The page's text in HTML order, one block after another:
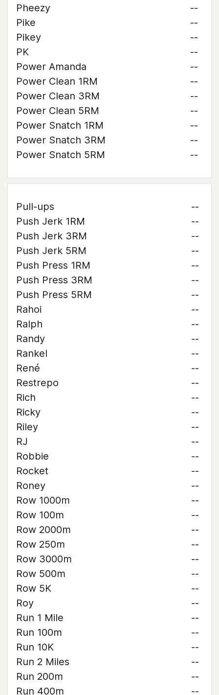
Pheezy
--
Pike
--
Pikey
--
PK
--
Power Amanda
--
Power Clean 1RM
--
Power Clean 3RM
--
Power Clean 5RM
--
Power Snatch 1RM
--
Power Snatch 3RM
--
Power Snatch 5RM
--
Pull-ups
--
Push Jerk 1RM
--
Push Jerk 3RM
--
Push Jerk 5RM
--
Push Press 1RM
--
Push Press 3RM
--
Push Press 5RM
--
Rahoi
--
Ralph
--
Randy
--
Rankel
--
René
--
Restrepo
--
Rich
--
Ricky
--
Riley
--
RJ
--
Robbie
--
Rocket
--
Roney
--
Row 1000m
--
Row 100m
--
Row 2000m
--
Row 250m
--
Row 3000m
--
Row 500m
--
Row 5K
--
Roy
--
Run 1 Mile
--
Run 100m
--
Run 10K
--
Run 2 Miles
--
Run 200m
--
Run 400m
--